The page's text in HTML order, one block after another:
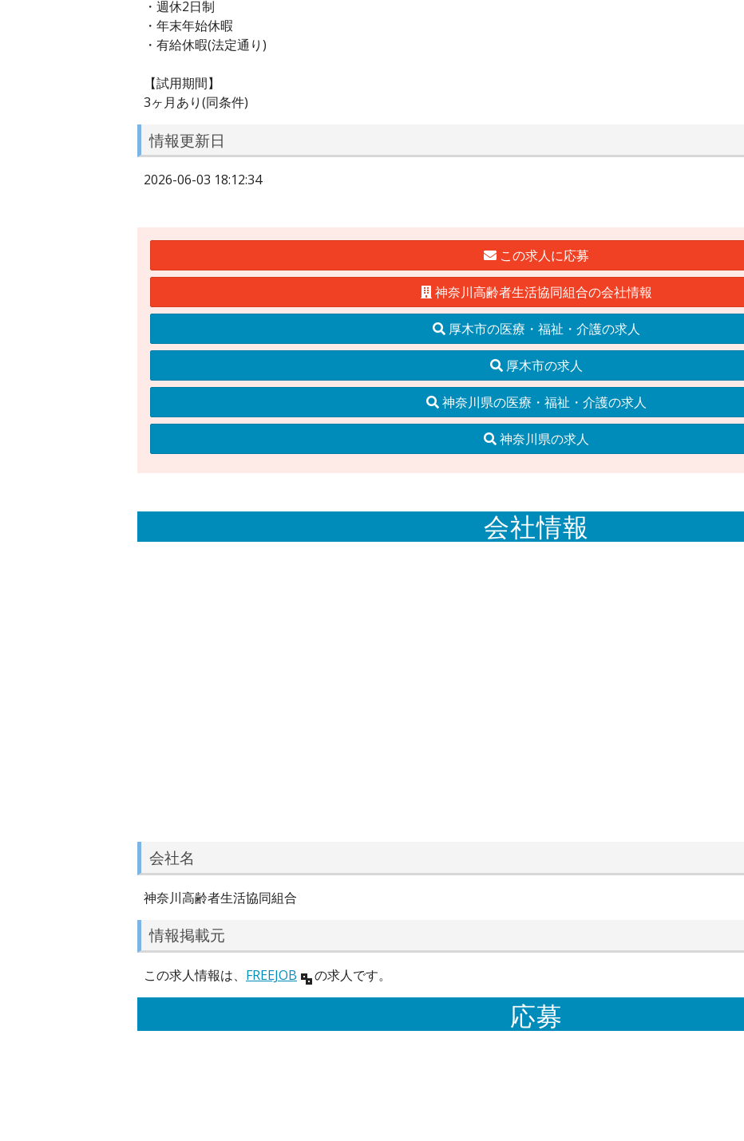
・週休2日制
・年末年始休暇
・有給休暇(法定通り)
【試用期間】
3ヶ月あり(同条件)
情報更新日
2026-06-03 18:12:34
この求人に応募
神奈川高齢者生活協同組合の会社情報
厚木市の医療・福祉・介護の求人
厚木市の求人
神奈川県の医療・福祉・介護の求人
神奈川県の求人
会社情報
会社名
神奈川高齢者生活協同組合
情報掲載元
この求人情報は、 FREEJOB の求人です。
応募